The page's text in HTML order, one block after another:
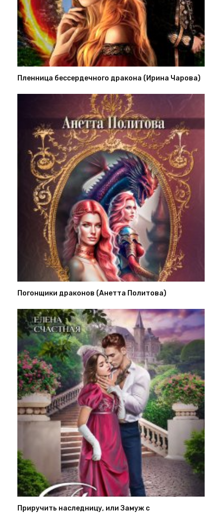
Пленница бессердечного дракона (Ирина Чарова)
Погонщики драконов (Анетта Политова)
Приручить наследницу, или Замуж с